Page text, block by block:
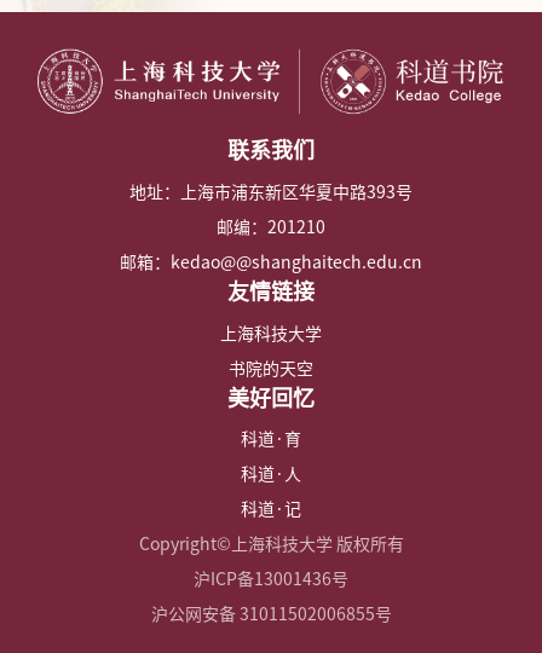
联系我们
地址：上海市浦东新区华夏中路393号
邮编：201210
邮箱：kedao@@shanghaitech.edu.cn
友情链接
上海科技大学
书院的天空
美好回忆
科道·育
科道·人
科道·记
Copyright©上海科技大学 版权所有
沪ICP备13001436号
沪公网安备 31011502006855号